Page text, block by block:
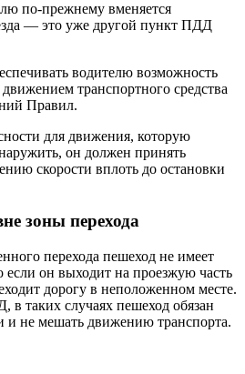
по-прежнему вменяется
— это уже другой пункт ПДД
водителю возможность
транспортного средства
Правил.
для движения, которую
он должен принять
скорости вплоть до остановки
зоны перехода
перехода пешеход не имеет
он выходит на проезжую часть
дорогу в неположенном месте.
в таких случаях пешеход обязан
и не мешать движению транспорта.